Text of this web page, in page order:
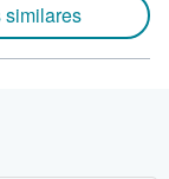
similares